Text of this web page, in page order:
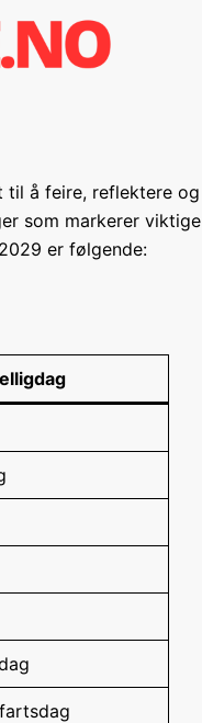
til å feire, reflektere og
som markerer viktige
er følgende: